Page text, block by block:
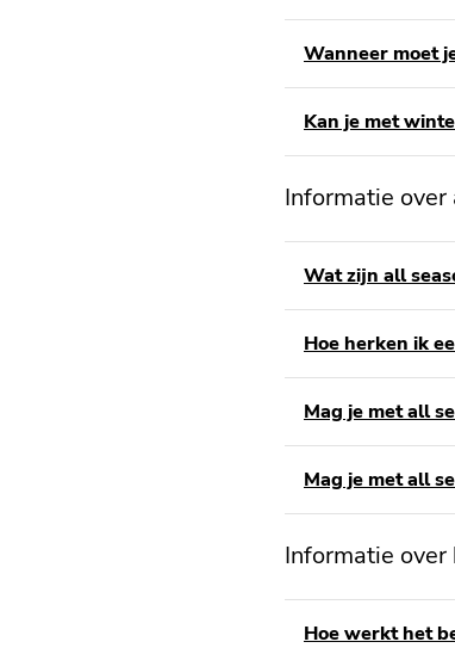
Wanneer moet
Kan je met
Informatie
Wat zijn all
Hoe herken ik
Mag je met all
Mag je met all
Informatie
Hoe werkt het